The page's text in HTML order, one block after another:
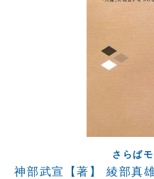
さらば
神部武宣【著】 綾部真